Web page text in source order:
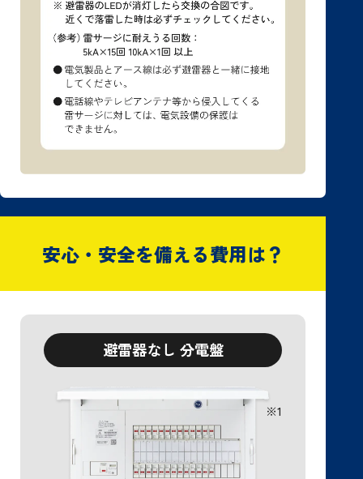
安心・安全を備える費用は？
避雷器なし 分電盤
※1